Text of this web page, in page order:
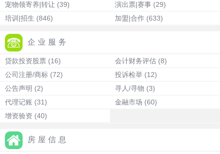
宠物领寄养|转让 (39) 演出票|赛事 (29)
培训|招生 (846) 加盟|合作 (633)
企业服务
贷款投资股票 (16) 会计财务评估 (8)
公司注册/商标 (72) 投诉检举 (12)
公告声明 (2) 寻人/寻物 (3)
代理记账 (31) 金融市场 (60)
增资验资 (40)
房屋信息